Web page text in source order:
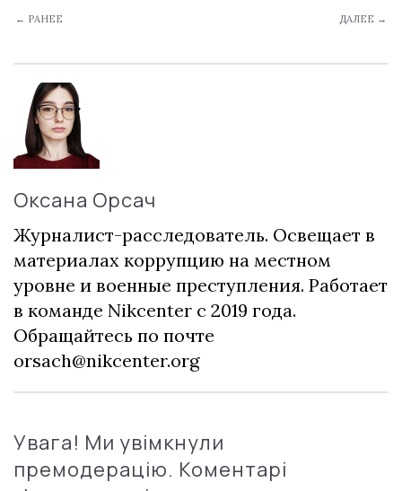
← РАНЕЕ ДАЛЕЕ →
Оксана Орсач
Журналист-расследователь. Освещает в
материалах коррупцию на местном
уровне и военные преступления. Работает
в команде Nikcenter с 2019 года.
Обращайтесь по почте
orsach@nikcenter.org
Увага! Ми увімкнули
премодерацію. Коментарі